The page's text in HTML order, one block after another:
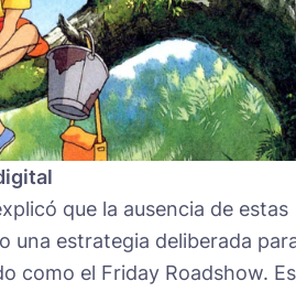
que la ausencia de estas
una estrategia deliberada
como el Friday Roadshow.